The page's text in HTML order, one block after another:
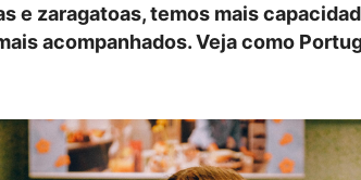
e zaragatoas, temos mais
acompanhados. Veja como